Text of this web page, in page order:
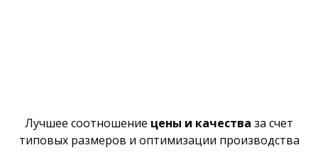
Лучшее соотношение цены и качества за счет
типовых размеров и оптимизации производства